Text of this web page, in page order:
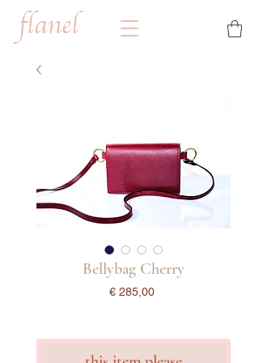
flanel
Bellybag Cherry
€ 285,00Prijs